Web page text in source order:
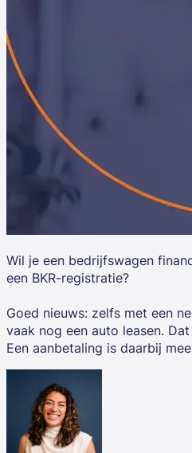
Wil je een bedrijfswagen
een BKR-registratie?
Goed nieuws: zelfs met een
vaak nog een auto leasen.
Een aanbetaling is daarbij